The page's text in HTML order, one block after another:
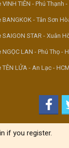
TIÊN - Phú Thạnh -
- Tân Sơn
STAR - Xuân
LAN - Phú Thọ -
LỬA - An Lạc - HCM
if you register.